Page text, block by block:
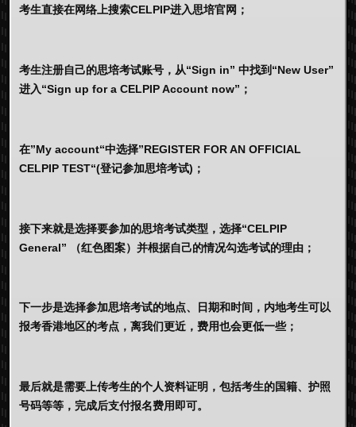
考生直接在网络上搜索CELPIP进入思培官网；
考生注册自己的思培考试账号，从“Sign in” 中找到“New User”
进入“Sign up for a CELPIP Account now”；
在”My account“中选择”REGISTER FOR AN OFFICIAL
CELPIP TEST“(登记参加思培考试)；
接下来就是选择要参加的思培考试类型，选择“CELPIP
General” （红色图案）并根据自己的情况勾选考试的理由；
下一步是选择参加思培考试的地点、日期和时间，内地考生可以
报考香港地区的考点，离我们更近，费用也会更低一些；
最后就是需要上传考生的个人资料证明，包括考生的国籍、护照
号码等等，完成后支付报名费用即可。